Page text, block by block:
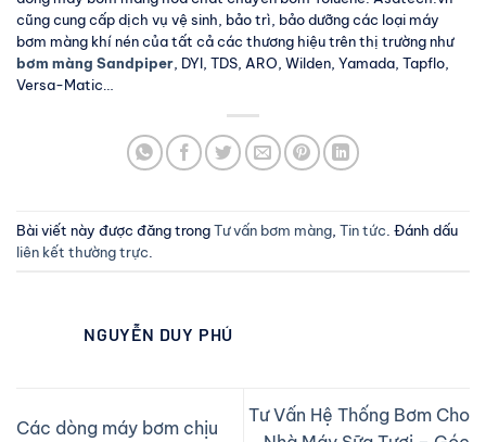
cũng cung cấp dịch vụ vệ sinh, bảo trì, bảo dưỡng các loại máy
bơm màng khí nén của tất cả các thương hiệu trên thị trường như
bơm màng Sandpiper, DYI, TDS, ARO, Wilden, Yamada, Tapflo,
Versa-Matic…
Bài viết này được đăng trongTư vấn bơm màng Tin tức . Đánh dấu
liên kết thường trực
NGUYỄN DUY PHÚ
Các dòng máy bơm chịu
Tư Vấn Hệ Thống Bơm Cho